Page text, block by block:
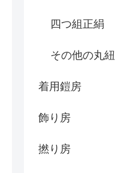
四つ組正絹
その他の丸紐
着用鎧房
飾り房
撚り房